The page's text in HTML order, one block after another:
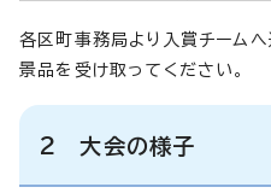
各区町事務局より入賞チーム
景品を受け取ってください。
2 大会の様子